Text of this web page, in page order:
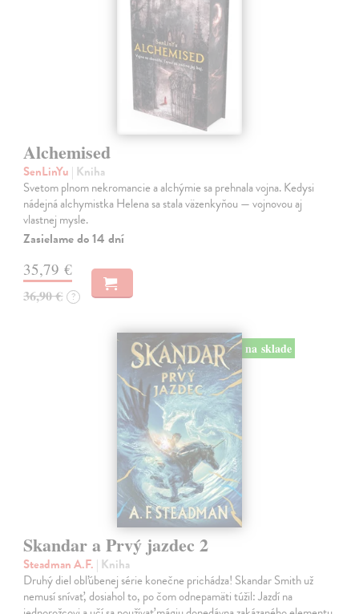
Alchemised
SenLinYu | Kniha
Svetom plnom nekromancie a alchýmie sa prehnala vojna. Kedysi
nádejná alchymistka Helena sa stala väzenkyňou — vojnovou aj
vlastnej mysle.
Zasielame do 14 dní
35,79 €
36,90 € ?
na sklade
Skandar a Prvý jazdec 2
Steadman A.F. | Kniha
Druhý diel obľúbenej série konečne prichádza! Skandar Smith už
nemusí snívať, dosiahol to, po čom odnepamäti túžil: Jazdí na